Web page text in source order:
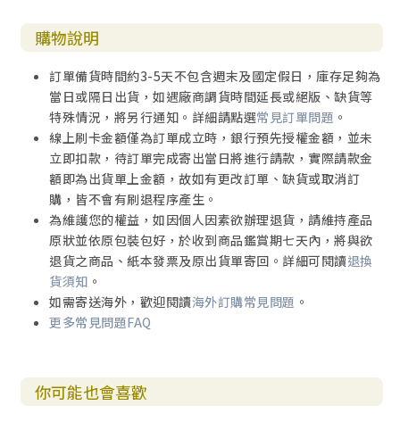
購物說明
訂單備貨時間約3-5天不包含週末及國定假日，庫存足夠為
當日或隔日出貨，如遇廠商調貨時間延長或絕版、缺貨等
特殊情況，將另行通知。詳細請點選常見訂單問題 。
線上刷卡金額僅為訂單成立時，銀行預先授權金額，並未
立即扣款，待訂單完成寄出當日將進行請款，實際請款金
額即為出貨單上金額，故如有更改訂單、缺貨或取消訂
購，皆不會有刷退程序產生。
為維護您的權益，如因個人因素欲辦理退貨，請維持產品
原狀並依原包裝包好，於收到商品鑑賞期七天內，將與欲
退貨之商品、紙本發票及原出貨單寄回。詳細可閱讀退換
貨須知 。
如需寄送海外，歡迎閱讀海外訂購常見問題 。
更多常見問題FAQ
你可能也會喜歡